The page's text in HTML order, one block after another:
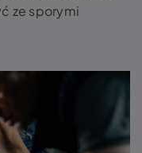
ze sporymi